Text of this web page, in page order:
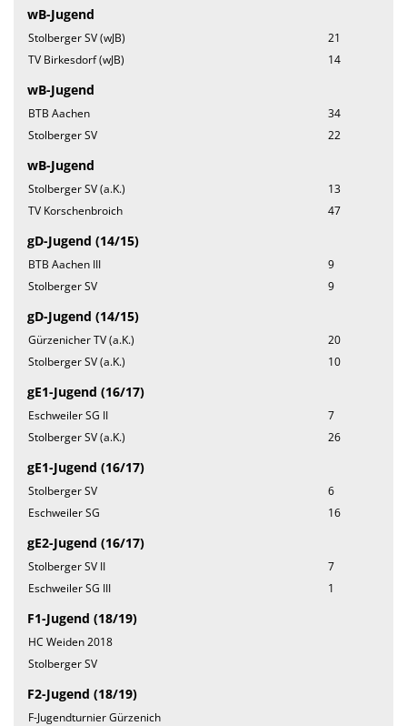
wB-Jugend
Stolberger SV (wJB)
21
TV Birkesdorf (wJB)
14
wB-Jugend
BTB Aachen
34
Stolberger SV
22
wB-Jugend
Stolberger SV (a.K.)
13
TV Korschenbroich
47
gD-Jugend (14/15)
BTB Aachen III
9
Stolberger SV
9
gD-Jugend (14/15)
Gürzenicher TV (a.K.)
20
Stolberger SV (a.K.)
10
gE1-Jugend (16/17)
Eschweiler SG II
7
Stolberger SV (a.K.)
26
gE1-Jugend (16/17)
Stolberger SV
6
Eschweiler SG
16
gE2-Jugend (16/17)
Stolberger SV II
7
Eschweiler SG III
1
F1-Jugend (18/19)
HC Weiden 2018
Stolberger SV
F2-Jugend (18/19)
F-Jugendturnier Gürzenich